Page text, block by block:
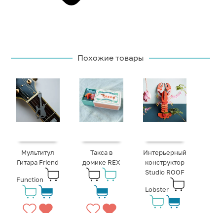
Похожие товары
Мультитул
Гитара Friend
Function
Такса в
домике REX
Интерьерный
конструктор
Studio ROOF
Lobster